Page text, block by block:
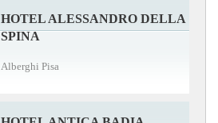
HOTEL ALESSANDRO DELLA
SPINA
Alberghi Pisa